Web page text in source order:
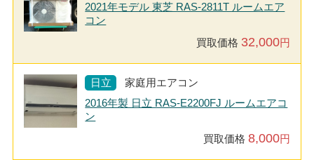
2021年モデル 東芝 RAS-2811T ルームエア
コン
買取価格 32,000円
日立
家庭用エアコン
2016年製 日立 RAS-E2200FJ ルームエアコ
ン
買取価格8,000円